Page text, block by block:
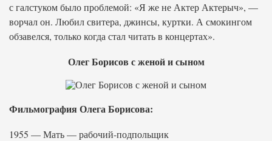
с галстуком было проблемой: «Я же не Актер Актерыч», —
ворчал он. Любил свитера, джинсы, куртки. А смокингом
обзавелся, только когда стал читать в концертах».
Олег Борисов с женой и сыном
Фильмография Олега Борисова:
1955 — Мать — рабочий-подпольщик